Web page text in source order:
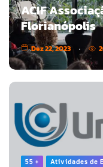
ACIF
Florianópolis
Dez 22, 2023
55 + Atividades de